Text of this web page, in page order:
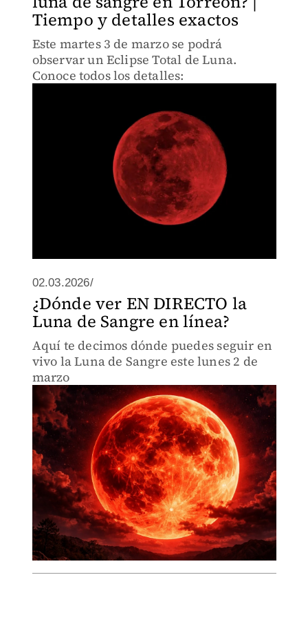
Tiempo y detalles exactos
Este martes 3 de marzo se podrá
observar un Eclipse Total de Luna.
Conoce todos los detalles:
02.03.2026/
¿Dónde ver EN DIRECTO la
Luna de Sangre en línea?
Aquí te decimos dónde puedes seguir en
vivo la Luna de Sangre este lunes 2 de
marzo